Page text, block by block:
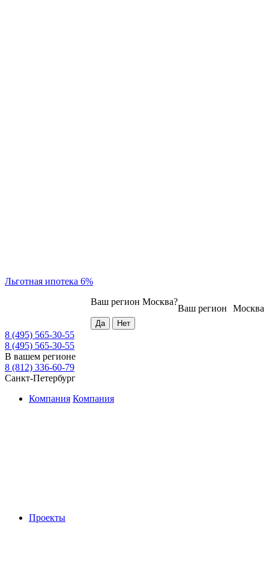
Льготная ипотека 6%
Москва
Ваш регион
Ваш регион Москва?
8 (495) 565-30-55
8 (495) 565-30-55
В вашем регионе
8 (812) 336-60-79
Санкт-Петербург
Компания Компания
Проекты